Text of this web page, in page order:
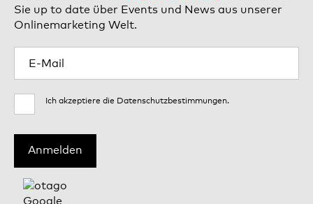
Sie up to date über Events und News aus unserer
Onlinemarketing Welt.
Ich akzeptiere die Datenschutzbestimmungen.